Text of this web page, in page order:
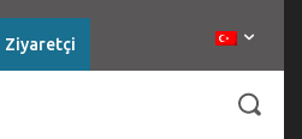
Ziyaretçi